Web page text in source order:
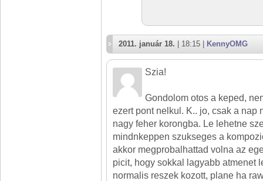
2011. január 18. | 18:15 | KennyOMG
Szia!
Gondolom otos a keped,
ezert pont nelkul. K.. jo, csak a nap
nagy feher korongba. Le lehetne
mindnkeppen szukseges a
akkor megprobalhattad volna az
picit, hogy sokkal lagyabb atmenet
normalis reszek kozott, plane ha